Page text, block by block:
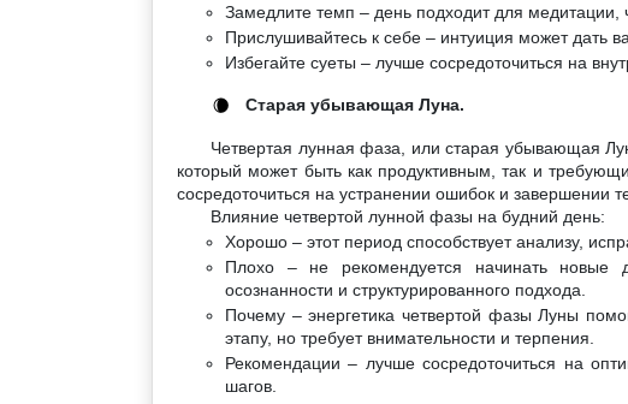
Замедлите темп – день подходит для медитации,
Прислушивайтесь к себе – интуиция может дать
Избегайте суеты – лучше сосредоточиться на
🌘 Старая убывающая Луна.
Четвертая лунная фаза, или старая убывающая
который может быть как продуктивным, так и
сосредоточиться на устранении ошибок и завершении
Влияние четвертой лунной фазы на будний день:
Хорошо – этот период способствует анализу,
Плохо – не рекомендуется начинать новые
осознанности и структурированного подхода.
Почему – энергетика четвертой фазы Луны
этапу, но требует внимательности и терпения.
Рекомендации – лучше сосредоточиться на
шагов.